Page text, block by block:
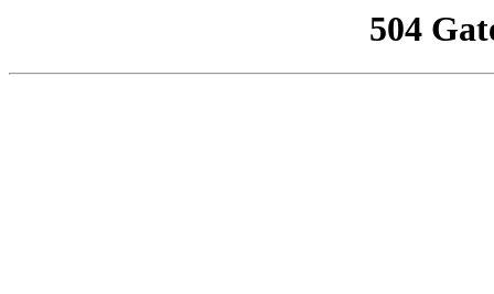
504